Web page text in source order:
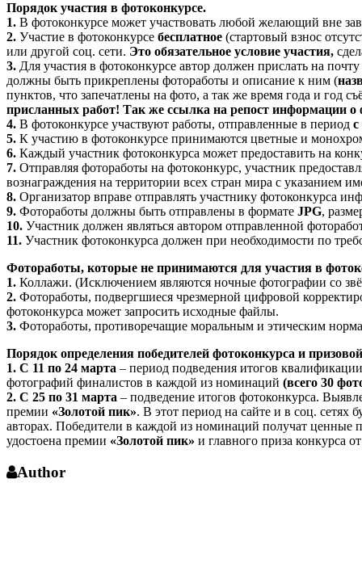
Порядок участия в фотоконкурсе.
1. В фотоконкурсе может участвовать любой желающий вне
2. Участие в фотоконкурсе бесплатное (стартовый взнос
или другой соц. сети. Это обязательное условие участия,
3. Для участия в фотоконкурсе автор должен прислать на почту
должны быть прикреплены фотоработы и описание к ним (
пунктов, что запечатлены на фото, а так же время года и год
присланных работ! Так же ссылка на репост информации о
4. В фотоконкурсе участвуют работы, отправленные в период с
5. К участию в фотоконкурсе принимаются цветные и
6. Каждый участник фотоконкурса может предоставить на
7. Отправляя фотоработы на фотоконкурс, участник
вознаграждения на территории всех стран мира с указанием
8. Организатор вправе отправлять участнику фотоконкурса
9. Фотоработы должны быть отправлены в формате JPG,
10. Участник должен являться автором отправленной
11. Участник фотоконкурса должен при необходимости по
Фотоработы, которые не принимаются для участия в
1. Коллажи. (Исключением являются ночные фотографии со
2. Фотоработы, подвергшиеся чрезмерной цифровой
фотоконкурса может запросить исходные файлы.
3. Фотоработы, противоречащие моральным и этическим
Порядок определения победителей фотоконкурса и
1. С 11 по 24 марта – период подведения итогов
фотографий финалистов в каждой из номинаций (всего 30
2. С 25 по 31 марта – подведение итогов фотоконкурса.
премии «Золотой пик». В этот период на сайте и в соц.
авторах. Победители в каждой из номинаций получат ценные
удостоена премии «Золотой пик» и главного приза конкурса
Author